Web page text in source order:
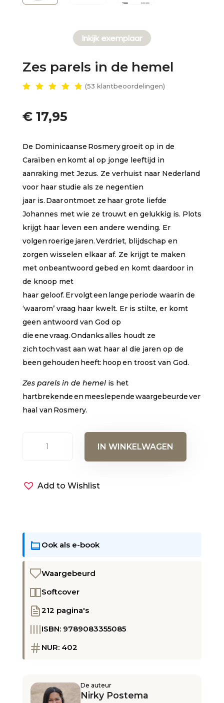
Inkijk exemplaar
Zes parels in de hemel
4.83
op 5
klant
waarde
ringen
(53 klantbeoordelingen)
€17,95
De Dominicaanse Rosmery groeit op in de
Caraïben en komt al op jonge leeftijd in
aanraking met Jezus. Ze verhuist naar Nederland
voor haar studie als ze negentien
jaar is. Daar ontmoet ze haar grote liefde
Johannes met wie ze trouwt en gelukkig is. Plots
krijgt haar leven een andere wending. Er
volgen roerige jaren. Verdriet, blijdschap en
zorgen wisselen elkaar af. Ze krijgt te maken
met onbeantwoord gebed en komt daardoor in
de knoop met
haar geloof. Er volgt een lange periode waarin de
‘waarom’ vraag haar kwelt. Er is stilte, er komt
geen antwoord van God op
die ene vraag. Ondanks alles houdt ze
zich toch vast aan wat haar al die jaren op de
been gehouden heeft: hoop en troost van God.
Zes parels in de hemelis het
hartbrekende en meeslepende waargebeurde ver
haal van Rosmery.
hemel
IN WINKELWAGEN
Add to Wishlist
Ook als e-book
Waargebeurd
Softcover
212 pagina's
ISBN: 9789083355085
NUR: 402
De auteur
Nirky Postema